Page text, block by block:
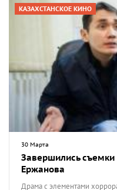
КАЗАХСТАНСКОЕ КИНО
30 Марта
Завершились
Ержанова
Драма с элементами